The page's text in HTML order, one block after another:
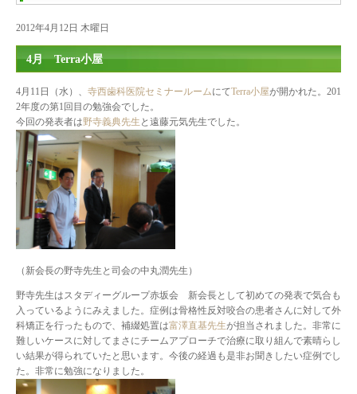
2012年4月12日 木曜日
4月 Terra小屋
4月11日（水）、 寺西歯科医院セミナールームにてTerra小屋が開かれた。201
2年度の第1回目の勉強会でした。
今回の発表者は野寺義典先生 と遠藤元気先生でした。
（新会長の野寺先生と司会の中丸潤先生）
野寺先生はスタディーグループ赤坂会 新会長として初めての発表で気合も
入っているようにみえました。症例は骨格性反対咬合の患者さんに対して外
科矯正を行ったもので、補綴処置は富澤直基先生が担当されました。非常に
難しいケースに対してまさにチームアプローチで治療に取り組んで素晴らし
い結果が得られていたと思います。今後の経過も是非お聞きしたい症例でし
た。非常に勉強になりました。